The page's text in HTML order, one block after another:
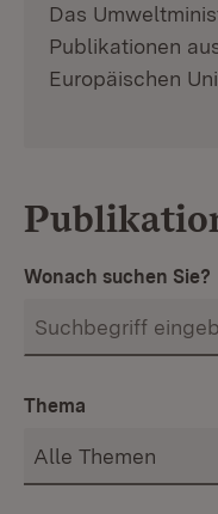
Das
Publikationen
Europäischen
Wonach suchen Sie?
Thema